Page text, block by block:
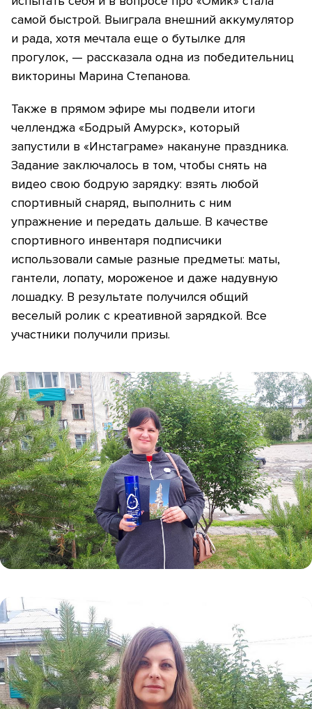
самой быстрой. Выиграла внешний аккумулятор
и рада, хотя мечтала еще о бутылке для
прогулок, — рассказала одна из победительниц
викторины Марина Степанова.
Также в прямом эфире мы подвели итоги
челленджа «Бодрый Амурск», который
запустили в «Инстаграме» накануне праздника.
Задание заключалось в том, чтобы снять на
видео свою бодрую зарядку: взять любой
спортивный снаряд, выполнить с ним
упражнение и передать дальше. В качестве
спортивного инвентаря подписчики
использовали самые разные предметы: маты,
гантели, лопату, мороженое и даже надувную
лошадку. В результате получился общий
веселый ролик с креативной зарядкой. Все
участники получили призы.